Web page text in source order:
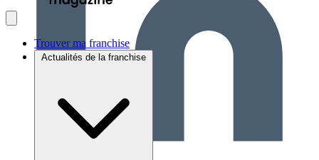
Trouver ma franchise
Actualités de la franchise